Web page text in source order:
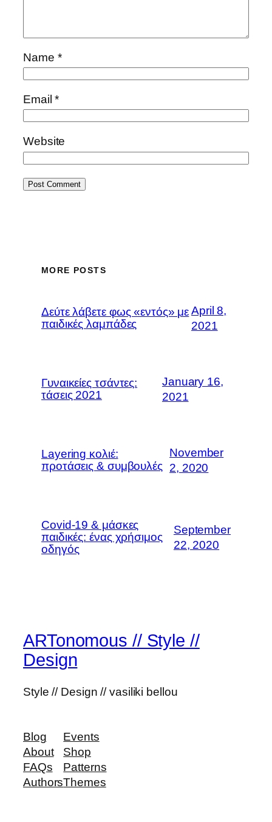
Name *
Email*
Website
MORE POSTS
Δεύτε λάβετε φως «εντός» με
παιδικές λαμπάδες
April 8,
2021
Γυναικείες τσάντες:
τάσεις 2021
January 16,
2021
Layering κολιέ:
προτάσεις & συμβουλές
November
2, 2020
Covid-19 & μάσκες
παιδικές: ένας χρήσιμος
οδηγός
September
22, 2020
ARTonomous // Style //
Design
Style // Design // vasiliki bellou
Blog
About
FAQs
Authors
Events
Shop
Patterns
Themes